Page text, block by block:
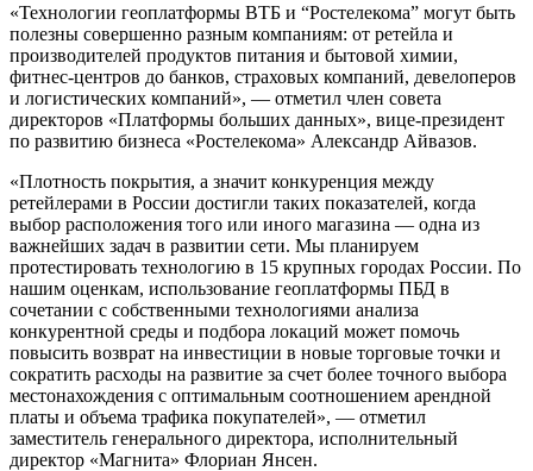
«Технологии геоплатформы ВТБ и “Ростелекома” могут быть
полезны совершенно разным компаниям: от ретейла и
производителей продуктов питания и бытовой химии,
фитнес-центров до банков, страховых компаний, девелоперов
и логистических компаний», — отметил член совета
директоров «Платформы больших данных», вице-президент
по развитию бизнеса «Ростелекома» Александр Айвазов.
«Плотность покрытия, а значит конкуренция между
ретейлерами в России достигли таких показателей, когда
выбор расположения того или иного магазина — одна из
важнейших задач в развитии сети. Мы планируем
протестировать технологию в 15 крупных городах России. По
нашим оценкам, использование геоплатформы ПБД в
сочетании с собственными технологиями анализа
конкурентной среды и подбора локаций может помочь
повысить возврат на инвестиции в новые торговые точки и
сократить расходы на развитие за счет более точного выбора
местонахождения с оптимальным соотношением арендной
платы и объема трафика покупателей», — отметил
заместитель генерального директора, исполнительный
директор «Магнита» Флориан Янсен.